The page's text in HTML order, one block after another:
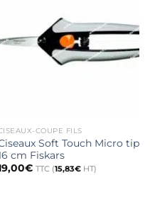
COUPE FILS
Soft Touch Micro tip
cm Fiskars
€ TTC (15,83€HT)